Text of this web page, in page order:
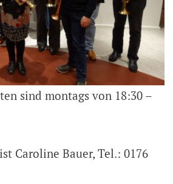
sind montags von 18:30 –
Caroline Bauer, Tel.: 0176